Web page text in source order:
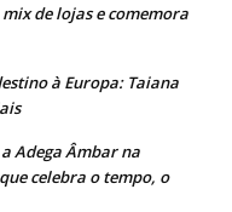
de lojas e comemora
à Europa: Taiana
Adega Âmbar na
celebra o tempo, o